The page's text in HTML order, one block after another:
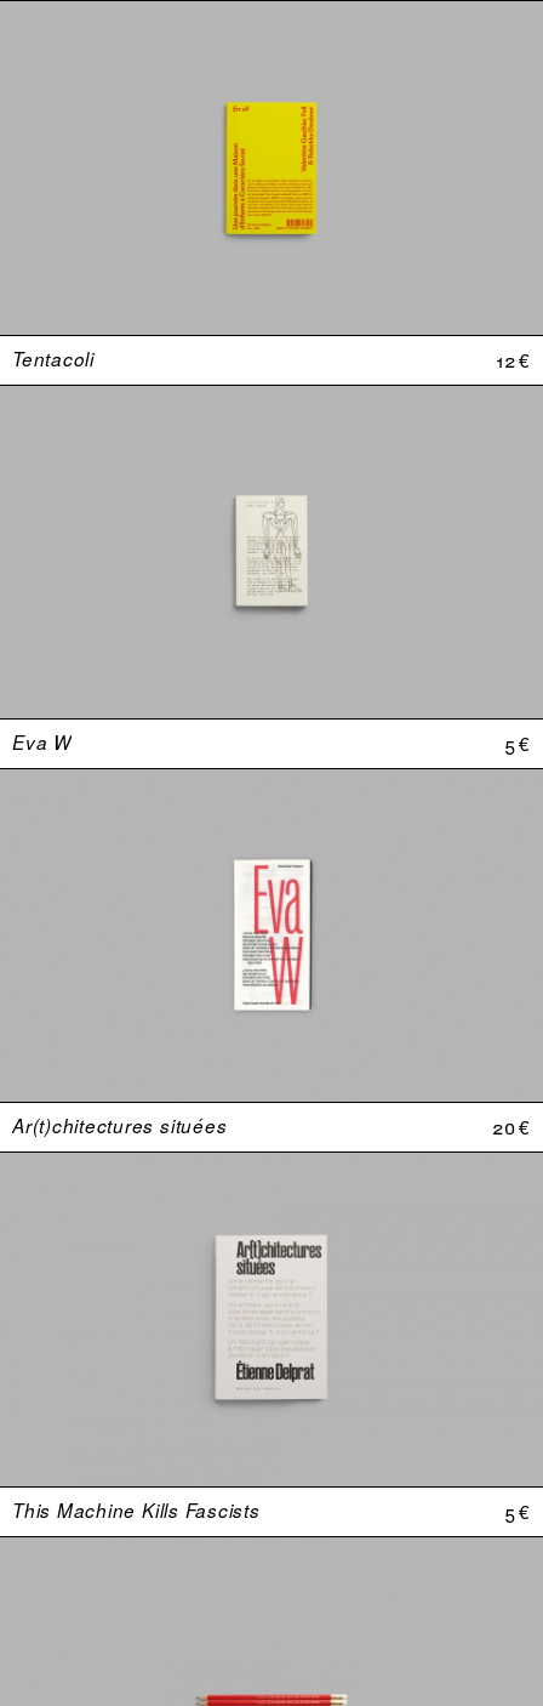
Tentacoli 12 €
Eva W 5 €
Ar(t)chitectures situées 20 €
This Machine Kills Fascists 5 €